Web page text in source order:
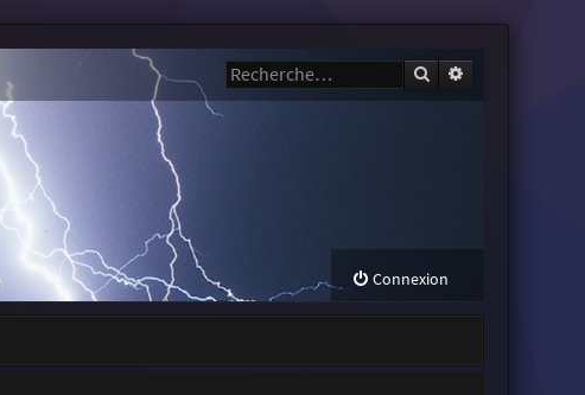
Rechercher
Connexion